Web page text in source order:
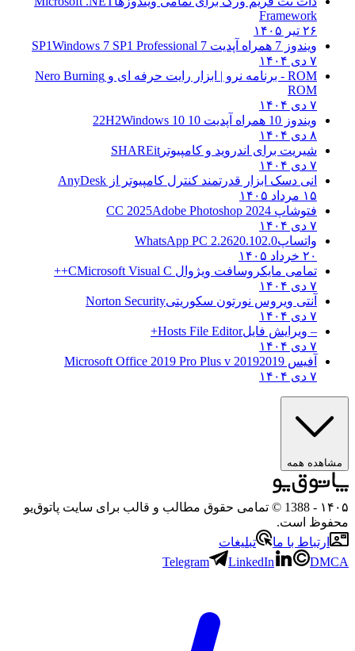
Framework
۲۶ تیر ۱۴۰۵
ویندوز 7 همراه آپدیت 7 SP1
Windows 7 SP1 Professional
۷ دی ۱۴۰۴
ROM - برنامه نرو | ابزار رایت حرفه ای و
Nero Burning
ROM
۷ دی ۱۴۰۴
ویندوز 10 همراه آپدیت 10 22H2
Windows 10
۸ دی ۱۴۰۴
شیریت برای اندروید و کامپیوتر SHAREit
۷ دی ۱۴۰۴
انی دسک ابزار قدرتمند کنترل کامپیوتر از AnyDesk
۱۵ مرداد ۱۴۰۵
فتوشاپ CC 2025 Adobe Photoshop 2024
۷ دی ۱۴۰۴
واتساپWhatsApp PC 2.2620.102.0
۲۰ خرداد ۱۴۰۵
تمامی مایکروسافت ویژوال C Microsoft Visual C++
۷ دی ۱۴۰۴
آنتی ویروس نورتون سکوریتیNorton Security
۷ دی ۱۴۰۴
– ویرایش فایلHosts File Editor+
۷ دی ۱۴۰۴
آفیس 2019 2019 Microsoft Office 2019 Pro Plus v
۷ دی ۱۴۰۴
مشاهده همه
۱۴۰۵
- 1388 © تمامی حقوق مطالب و قالب برای سایت پاتوق‌یو
محفوظ است.
ارتباط با ما
تبلیغات
Telegram
LinkedIn DMCA